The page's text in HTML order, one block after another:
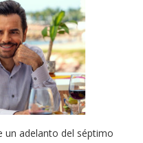
un adelanto del séptimo